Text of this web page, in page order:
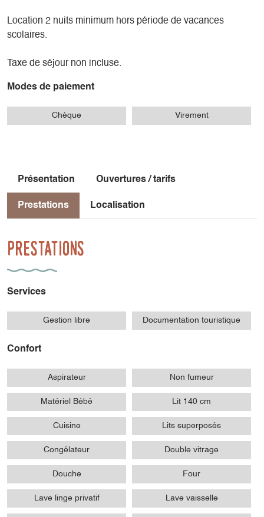
Location 2 nuits minimum hors période de vacances
scolaires.
Taxe de séjour non incluse.
Modes de paiement
Chèque Virement
Présentation Ouvertures / tarifs
Prestations Localisation
Prestations
Services
Gestion libre Documentation touristique
Confort
Aspirateur Non fumeur
Matériel Bébé Lit 140 cm
Cuisine Lits superposés
Congélateur Double vitrage
Douche Four
Lave linge privatif Lave vaisselle